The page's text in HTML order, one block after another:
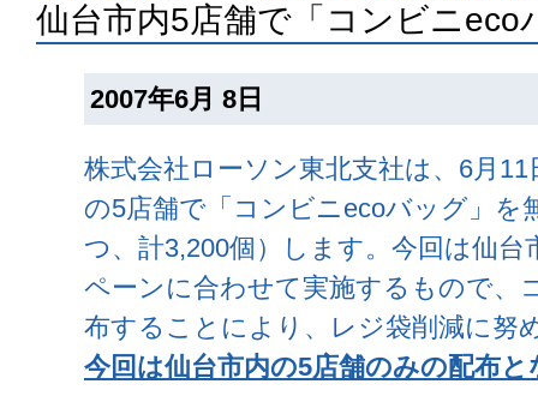
仙台市内5店舗で「コンビニeco
2007年6月 8日
株式会社ローソン東北支社は、6月
の5店舗で「コンビニecoバッグ」を
つ、計3,200個）します。今回は仙
ペーンに合わせて実施するもので、
布することにより、レジ袋削減に努
今回は仙台市内の5店舗のみの配布